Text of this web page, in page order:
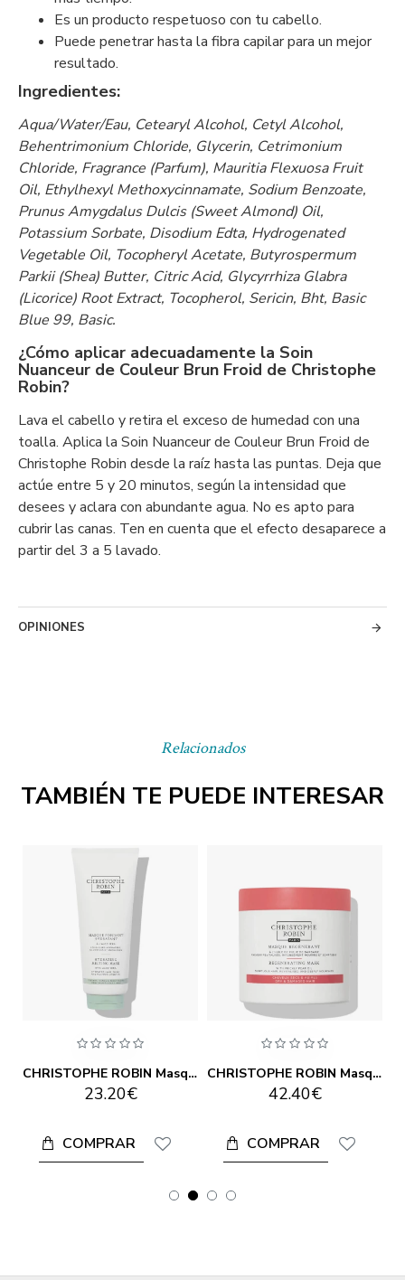
Relacionados
TAMBIÉN TE PUEDE INTERESAR
CHRISTOPHE ROBIN Masque Fondant Hydatant 200ml
23.20€
COMPRAR
CHRISTOPHE ROBIN Masque Regenerant 250ml
42.40€
COMPRAR
Es un producto respetuoso con tu cabello.
Puede penetrar hasta la fibra capilar para un mejor
resultado.
Ingredientes:
Aqua/Water/Eau, Cetearyl Alcohol, Cetyl Alcohol,
Behentrimonium Chloride, Glycerin, Cetrimonium
Chloride, Fragrance (Parfum), Mauritia Flexuosa Fruit
Oil, Ethylhexyl Methoxycinnamate, Sodium Benzoate,
Prunus Amygdalus Dulcis (Sweet Almond) Oil,
Potassium Sorbate, Disodium Edta, Hydrogenated
Vegetable Oil, Tocopheryl Acetate, Butyrospermum
Parkii (Shea) Butter, Citric Acid, Glycyrrhiza Glabra
(Licorice) Root Extract, Tocopherol, Sericin, Bht, Basic
Blue 99, Basic.
¿Cómo aplicar adecuadamente la Soin
Nuanceur de Couleur Brun Froid de Christophe
Robin?
Lava el cabello y retira el exceso de humedad con una
toalla. Aplica la Soin Nuanceur de Couleur Brun Froid de
Christophe Robin desde la raíz hasta las puntas. Deja que
actúe entre 5 y 20 minutos, según la intensidad que
desees y aclara con abundante agua. No es apto para
cubrir las canas. Ten en cuenta que el efecto desaparece a
partir del 3 a 5 lavado.
OPINIONES